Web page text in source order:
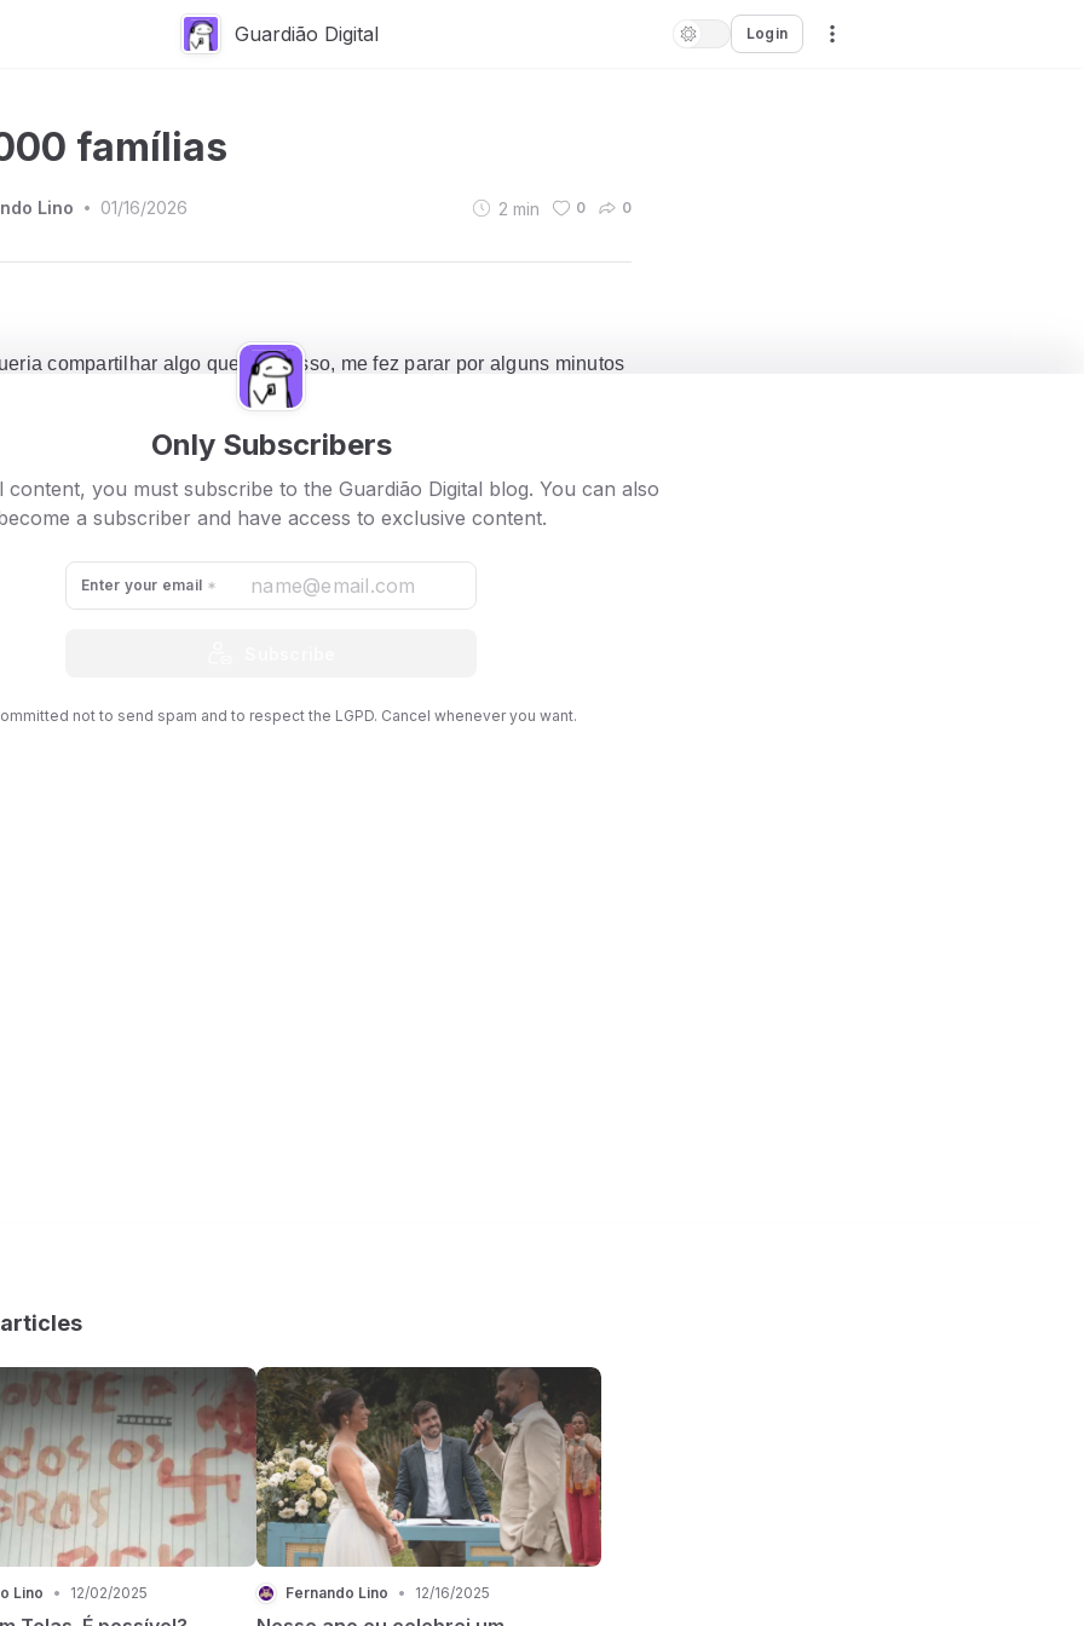
Guardião Digital Login
famílias
Lino • 01/16/2026 2 min 0 0
compartilhar algo que, confesso, me fez parar por alguns minutos
100.000 famíliasacompanhando o meu trabalho no
Only Subscribers
content, you must subscribe to the Guardião Digital blog. You can also
a subscriber and have access to exclusive content.
Enter your email
not to send spam and to respect the LGPD. Cancel whenever you want.
Lino • 12/02/2025 Fernando Lino • 12/16/2025